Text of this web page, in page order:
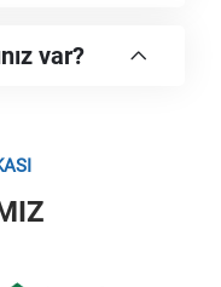
var?